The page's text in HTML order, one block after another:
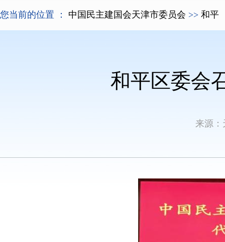
您当前的位置 ： 中国民主建国会天津市委员会 >> 和平
和平区委会
来源